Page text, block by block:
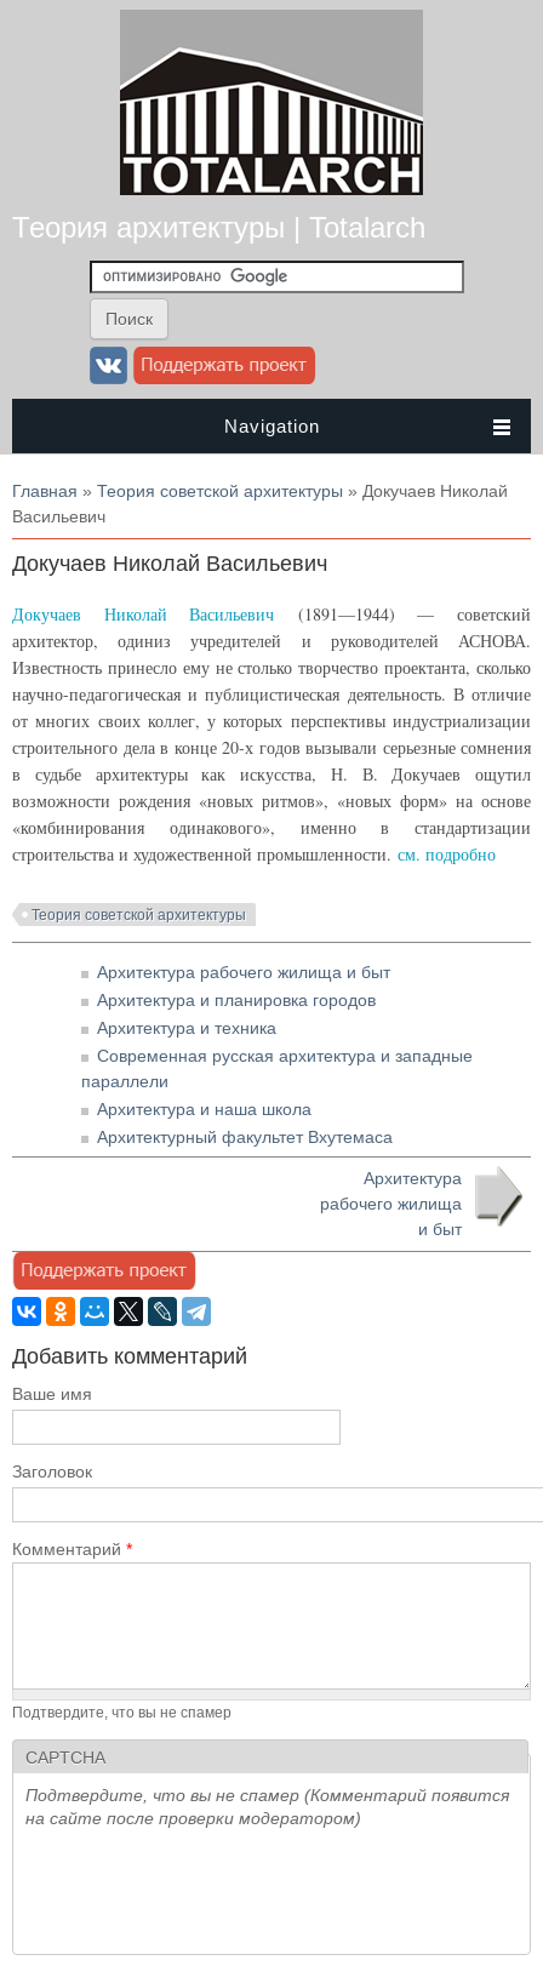
Теория архитектуры | Totalarch
Navigation
Вы здесь
Главная » Теория советской архитектуры » Докучаев Николай
Васильевич
Докучаев Николай Васильевич
Докучаев Николай Васильевич (1891—1944) — советский
архитектор, одиниз учредителей и руководителей АСНОВА.
Известность принесло ему не столько творчество проектанта, сколько
научно-педагогическая и публицистическая деятельность. В отличие
от многих своих коллег, у которых перспективы индустриализации
строительного дела в конце 20-х годов вызывали серьезные сомнения
в судьбе архитектуры как искусства, Н. В. Докучаев ощутил
возможности рождения «новых ритмов», «новых форм» на основе
«комбинирования одинакового», именно в стандартизации
строительства и художественной промышленности. см. подробно
Теория советской архитектуры
Архитектура рабочего жилища и быт
Архитектура и планировка городов
Архитектура и техника
Современная русская архитектура и западные
параллели
Архитектура и наша школа
Архитектурный факультет Вхутемаса
Архитектура
рабочего жилища
и быт
Добавить комментарий
Ваше имя
Заголовок
Комментарий *
Подтвердите, что вы не спамер
CAPTCHA
Подтвердите, что вы не спамер (Комментарий появится
на сайте после проверки модератором)